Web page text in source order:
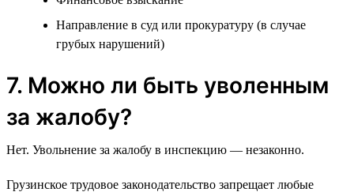
Направление в суд или прокуратуру (в случае
грубых нарушений)
7. Можно ли быть уволенным
за жалобу?
Нет. Увольнение за жалобу в инспекцию — незаконно.
Грузинское трудовое законодательство запрещает любые